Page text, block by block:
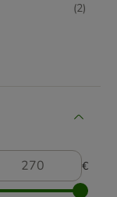
(2)
(31)
€